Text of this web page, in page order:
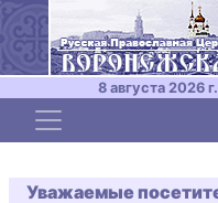
8 августа 2026
Toggle navigation
Уважаемые